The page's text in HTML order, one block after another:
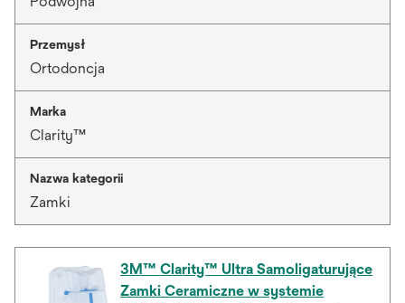
Przemysł
Ortodoncja
Marka
Clarity™
Nazwa kategorii
Zamki
3M™ Clarity™ Ultra Samoligaturujące
Zamki Ceramiczne w systemie